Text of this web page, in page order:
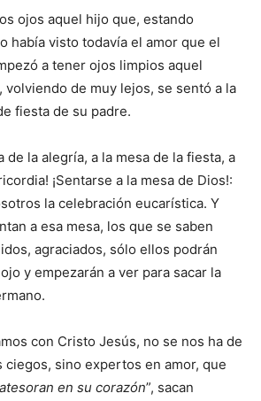
ojos aquel hijo que, estando
había visto todavía el amor que el
a tener ojos limpios aquel
volviendo de muy lejos, se sentó a la
fiesta de su padre.
de la alegría, a la mesa de la fiesta, a
¡Sentarse a la mesa de Dios!:
la celebración eucarística. Y
a esa mesa, los que se saben
agraciados, sólo ellos podrán
y empezarán a ver para sacar la
con Cristo Jesús, no se nos ha de
ciegos, sino expertos en amor, que
en su corazón”, sacan